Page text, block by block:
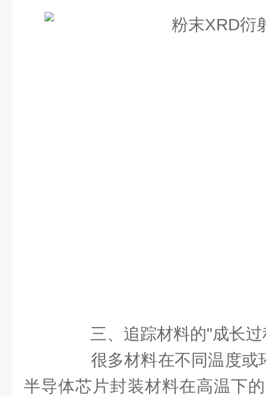
三、追踪材料的"成长过
很多材料在不同温度或
半导体芯片封装材料在高温下